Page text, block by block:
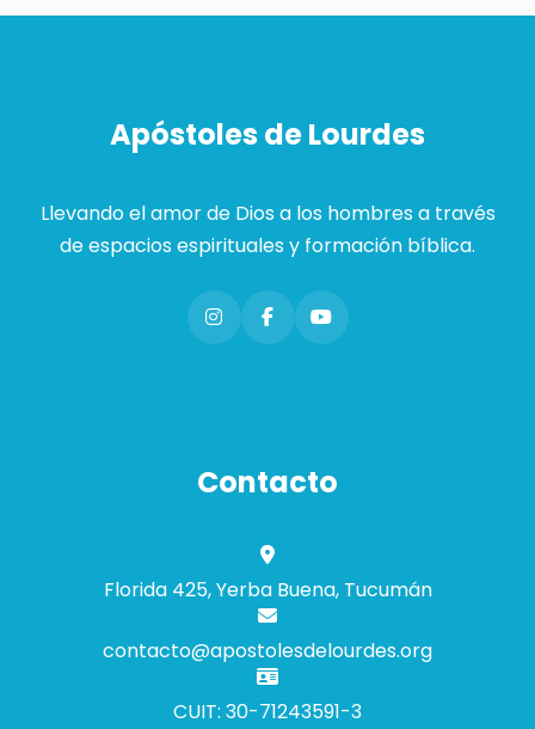
Apóstoles de Lourdes
Llevando el amor de Dios a los hombres a través
de espacios espirituales y formación bíblica.
Contacto
Florida 425, Yerba Buena, Tucumán
contacto@apostolesdelourdes.org
CUIT: 30-71243591-3